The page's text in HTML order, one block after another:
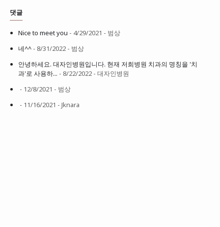
댓글
Nice to meet you - 4/29/2021 - 범상
네^^ - 8/31/2022 - 범상
안녕하세요. 대자인병원입니다. 현재 저희병원 치과의 명칭을 '치
과'로 사용하... - 8/22/2022 - 대자인병원
- 12/8/2021 - 범상
- 11/16/2021 - Jknara